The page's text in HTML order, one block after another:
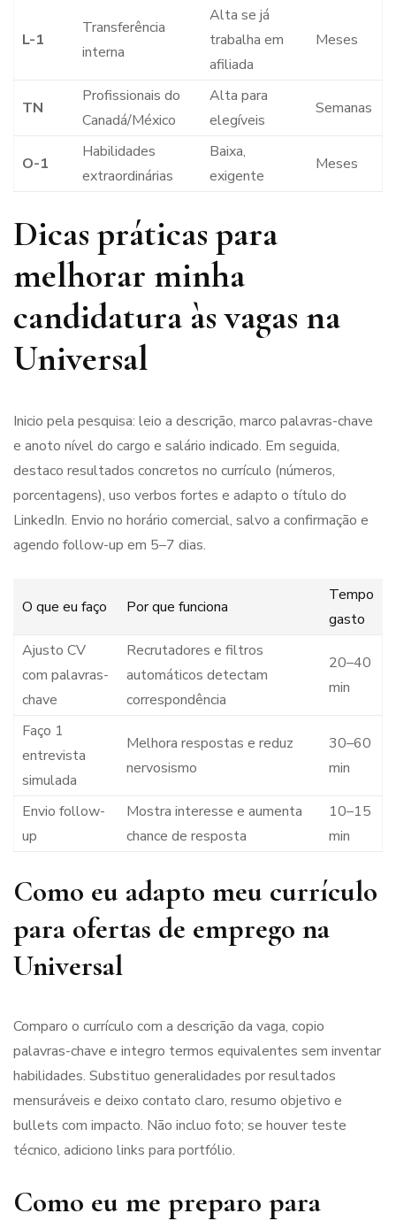
L-1
Transferência
interna
Alta se já
trabalha em
afiliada
Meses
TN
Profissionais do
Canadá/México
Alta para
elegíveis
Semanas
O-1
Habilidades
extraordinárias
Baixa,
exigente
Meses
Dicas práticas para
melhorar minha
candidatura às vagas na
Universal
Inicio pela pesquisa: leio a descrição, marco palavras-chave
e anoto nível do cargo e salário indicado. Em seguida,
destaco resultados concretos no currículo (números,
porcentagens), uso verbos fortes e adapto o título do
LinkedIn. Envio no horário comercial, salvo a confirmação e
agendo follow-up em 5–7 dias.
O que eu faço Por que funciona
Tempo
gasto
Ajusto CV
com palavras-
chave
Recrutadores e filtros
automáticos detectam
correspondência
20–40
min
Faço 1
entrevista
simulada
Melhora respostas e reduz
nervosismo
30–60
min
Envio follow-
up
Mostra interesse e aumenta
chance de resposta
10–15
min
Como eu adapto meu currículo
para ofertas de emprego na
Universal
Comparo o currículo com a descrição da vaga, copio
palavras-chave e integro termos equivalentes sem inventar
habilidades. Substituo generalidades por resultados
mensuráveis e deixo contato claro, resumo objetivo e
bullets com impacto. Não incluo foto; se houver teste
técnico, adiciono links para portfólio.
Como eu me preparo para